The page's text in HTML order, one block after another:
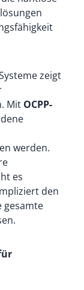
zeigt
Mit OCPP-
werden.
es
den
gesamte